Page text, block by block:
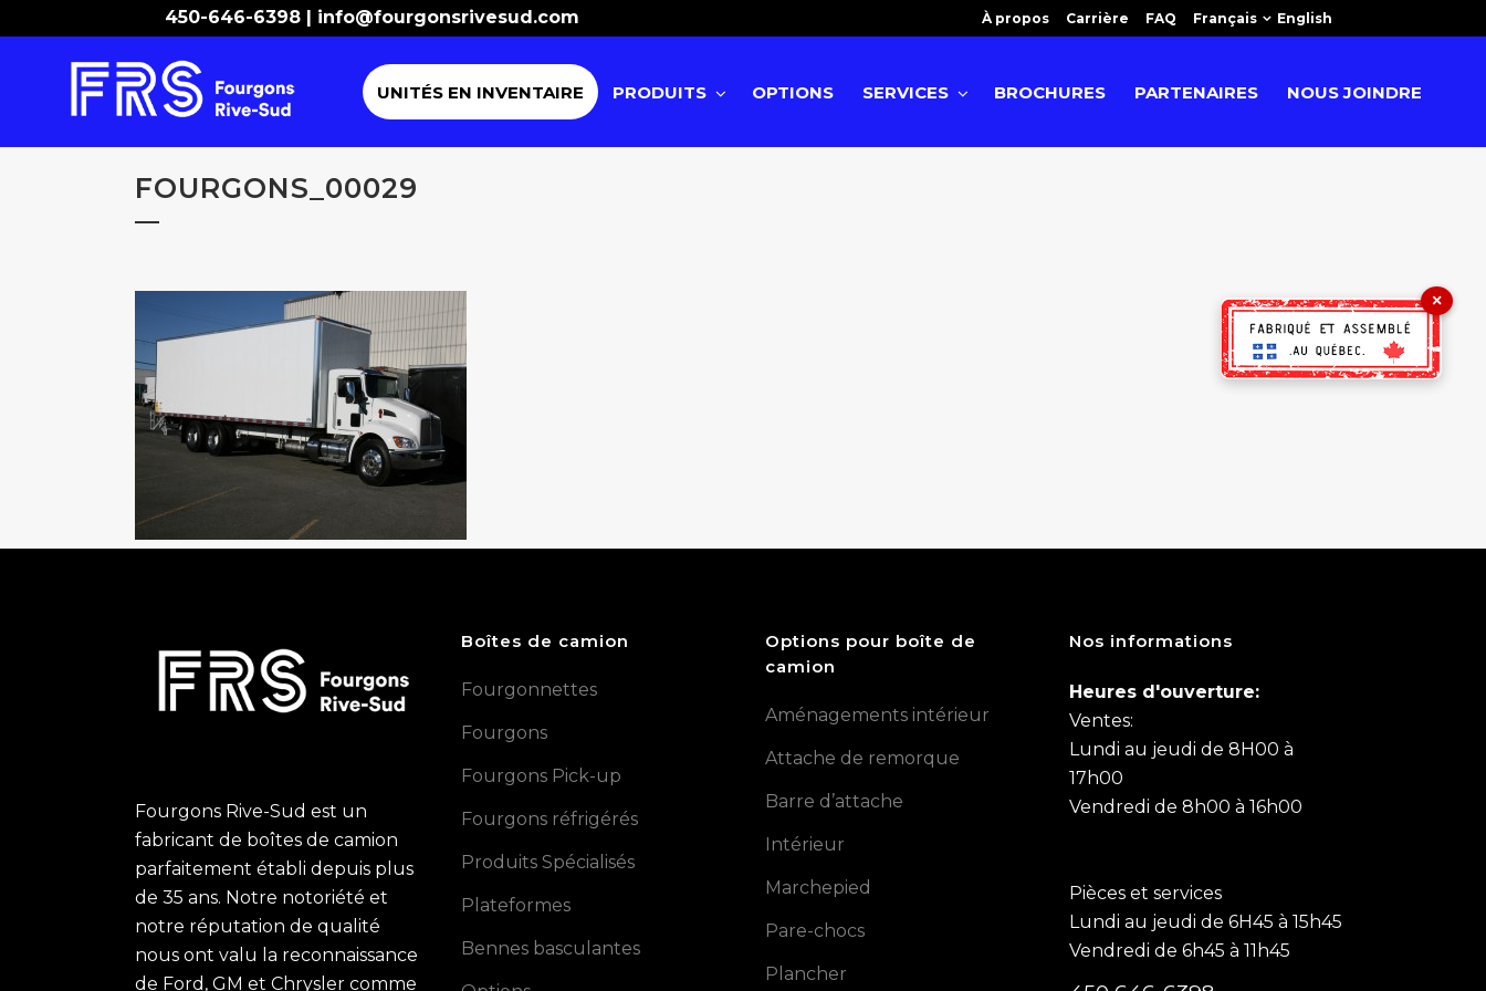
450-646-6398 | info@fourgonsrivesud.com À propos Carrière FAQ Français English
UNITÉS EN INVENTAIRE PRODUITS OPTIONS SERVICES BROCHURES PARTENAIRES NOUS JOINDRE
FOURGONS_00029
Fourgons Rive-Sud est un
fabricant de boîtes de camion
parfaitement établi depuis plus
de 35 ans. Notre notoriété et
notre réputation de qualité
nous ont valu la reconnaissance
de Ford, GM et Chrysler comme
Boîtes de camion
Fourgonnettes
Fourgons
Fourgons Pick-up
Fourgons réfrigérés
Produits Spécialisés
Plateformes
Bennes basculantes
Options pour boîte de
camion
Aménagements intérieur
Attache de remorque
Barre d’attache
Intérieur
Marchepied
Pare-chocs
Plancher
Nos informations
Heures d'ouverture:
Ventes:
Lundi au jeudi de 8H00 à
17h00
Vendredi de 8h00 à 16h00
Pièces et services
Lundi au jeudi de 6H45 à 15h45
Vendredi de 6h45 à 11h45
×